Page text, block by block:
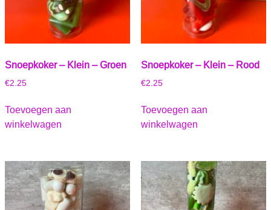
Snoepkoker – Klein – Groen
€2.25
Toevoegen aan
winkelwagen
Snoepkoker – Klein – Rood
€2.25
Toevoegen aan
winkelwagen